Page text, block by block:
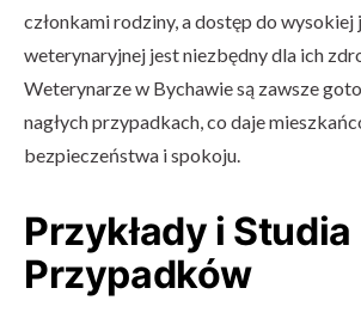
członkami rodziny, a dostęp do
weterynaryjnej jest niezbędny dla ich
Weterynarze w Bychawie są zawsze
nagłych przypadkach, co daje
bezpieczeństwa i spokoju.
Przykłady i Studia
Przypadków